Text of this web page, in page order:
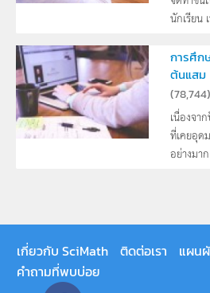
นักเรียน
การศึก
ต้นแสม
(78,744)
เนื่องจา
ที่เคยอุด
อย่างมา
เกี่ยวกับ SciMath ติดต่อเรา
แผน
คำถามที่พบบ่อย